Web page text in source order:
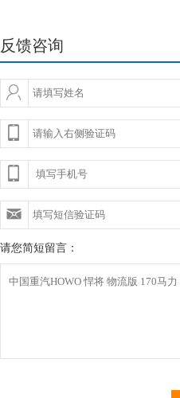
反馈咨询
请您简短留言：